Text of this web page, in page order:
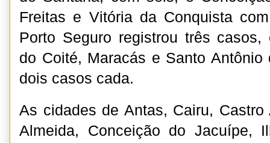
Freitas e Vitória da Conquista
Porto Seguro registrou três casos,
do Coité, Maracás e Santo Antônio
dois casos cada.
As cidades de Antas, Cairu,
Almeida, Conceição do Jacuípe,